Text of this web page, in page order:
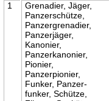
1
Grenadier, Jäger,
Panzerschütze,
Panzergrenadier,
Panzerjäger,
Kanonier,
Panzerkanonier,
Pionier,
Panzerpionier,
Funker, Panzer-
funker, Schütze,